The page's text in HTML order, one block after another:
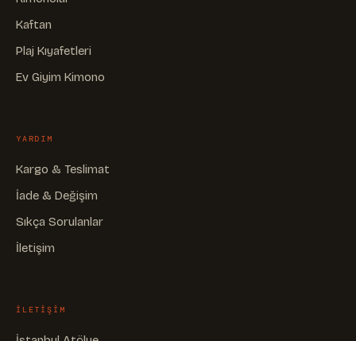
Kaftan
Plaj Kıyafetleri
Ev Giyim Kimono
YARDIM
Kargo & Teslimat
İade & Değişim
Sıkça Sorulanlar
İletişim
ILETIŞIM